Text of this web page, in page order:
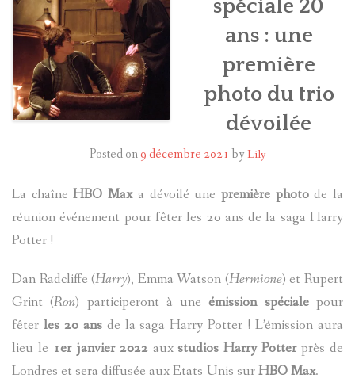
HARRY POTTER
LES ACTEURS
J.K. ROWLING
PRODUITS DÉRIVÉS
A PROPOS
spéciale 20
ans : une
première
photo du trio
dévoilée
Posted on9 décembre 2021 by Lily
La chaîneHBO Maxa dévoilé une première photode la
réunion événement pour fêter les 20 ans de la saga Harry
Potter !
Dan Radcliffe (Harry), Emma Watson (Hermione) et Rupert
Grint (Ron) participeront à une émission spécialepour
fêter les 20 ansde la saga Harry Potter ! L’émission aura
lieu le 1er janvier 2022auxstudios Harry Potterprès de
Londres et sera diffusée aux Etats-Unis surHBO Max.